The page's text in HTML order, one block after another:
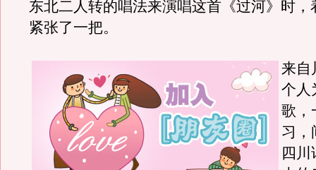
东北二人转的唱法来演唱这首《过河》时，
紧张了一把。
来自
个人
歌，
习，
四川